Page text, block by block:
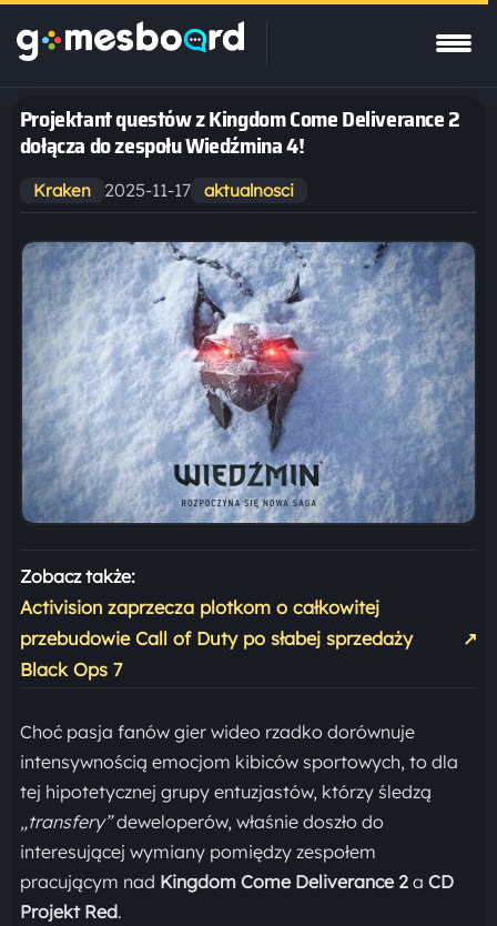
Projektant questów z Kingdom Come Deliverance 2
dołącza do zespołu Wiedźmina 4!
Kraken 2025-11-17 aktualnosci
Zobacz także:
Activision zaprzecza plotkom o całkowitej
przebudowie Call of Duty po słabej sprzedaży
Black Ops 7
↗
Choć pasja fanów gier wideo rzadko dorównuje
intensywnością emocjom kibiców sportowych, to dla
tej hipotetycznej grupy entuzjastów, którzy śledzą
„transfery”deweloperów, właśnie doszło do
interesującej wymiany pomiędzy zespołem
pracującym nad Kingdom Come Deliverance 2a CD
Projekt Red.